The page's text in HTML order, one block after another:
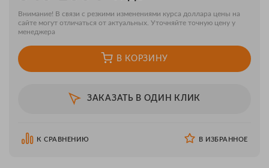
Внимание! В связи с резкими изменениями курса доллара цены на
сайте могут отличаться от актуальных. Уточняйте точную цену у
менеджера
В КОРЗИНУ
ЗАКАЗАТЬ В ОДИН КЛИК
К СРАВНЕНИЮ В ИЗБРАННОЕ